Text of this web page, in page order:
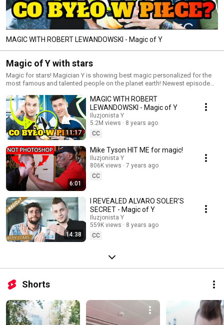
MAGIC WITH ROBERT LEWANDOWSKI - Magic of Y
Magic of Y with stars
Magic for stars! Magician Y is showing best magic personalized for the
most famous and talented people on the planet earth! Newest episode
11:17
MAGIC WITH ROBERT
LEWANDOWSKI - Magic of Y
Iluzjonista Y
5.2M views
8 years ago
CC
6:01
Mike Tyson HIT ME for magic!
Iluzjonista Y
806K views
7 years ago
CC
14:38
I REVEALED ALVARO SOLER'S
SECRET - Magic of Y
Iluzjonista Y
559K views
8 years ago
CC
Shorts